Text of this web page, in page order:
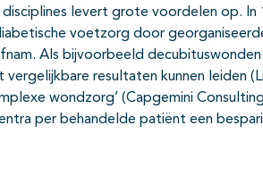
disciplines levert grote voordelen op. In
voetzorg door
Als bijvoorbeeld
resultaten kunnen leiden
wondzorg’ (Capgemini
per behandelde patiënt een